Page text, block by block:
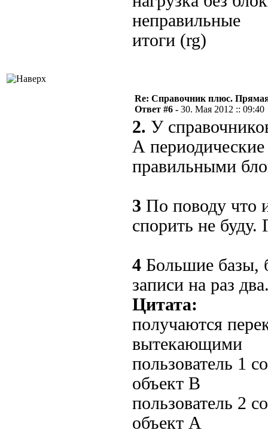
неправильные
итоги (rg)
Re: Справочник плюс.
Ответ #6 - 30. Мая 2012 :: 09:40
2. У
А
правильными
3 По поводу что
спорить не буду.
4 Большие базы,
записи на раз
Цитата:
получаются
вытекающими
пользователь 1
объект B
пользователь 2
объект A